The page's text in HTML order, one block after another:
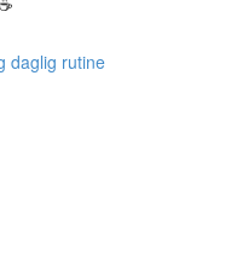
daglig rutine